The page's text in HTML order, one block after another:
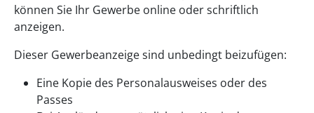
können Sie Ihr Gewerbe online oder schriftlich
anzeigen.
Dieser Gewerbeanzeige sind unbedingt beizufügen:
Eine Kopie des Personalausweises oder des
Passes